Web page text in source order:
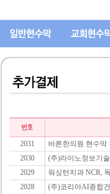
2031
바른한의원 현수
2030
(주)라이노정보기
2029
워싱턴치과 NCR,
2028
(주)코리아AI종합